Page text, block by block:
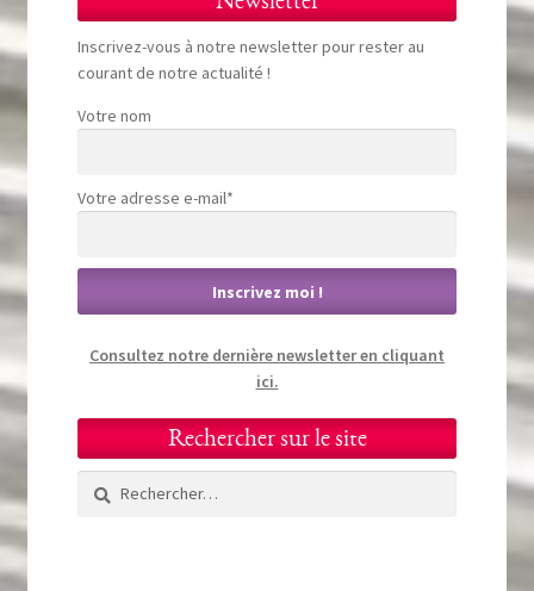
Inscrivez-vous à notre newsletter pour rester au
courant de notre actualité !
Votre nom
Votre adresse e-mail*
Consultez notre dernière newsletter en cliquant
ici.
Rechercher sur le site